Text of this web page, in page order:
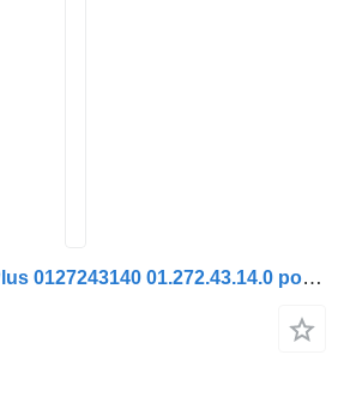
Moyeu BPW ECO Plus 0127243140 01.272.43.14.0 pour semi-remorque Wielton